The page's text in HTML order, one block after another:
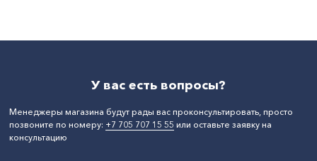
У вас есть вопросы?
Менеджеры магазина будут рады вас проконсультировать, просто
позвоните по номеру: +7 705 707 15 55 или оставьте заявку на
консультацию